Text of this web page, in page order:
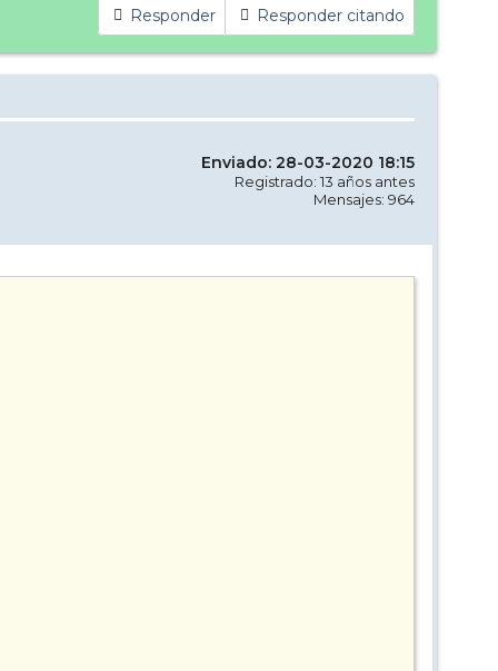
Responder Responder citando
Enviado: 28-03-2020 18:15
Registrado: 13 años antes
Mensajes: 964